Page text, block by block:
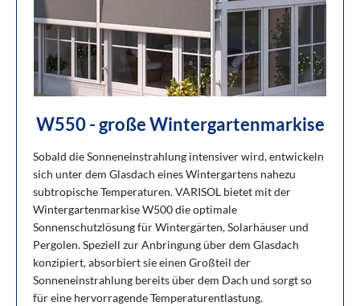
W550 - große Wintergartenmarkise
Sobald die Sonneneinstrahlung intensiver wird, entwickeln
sich unter dem Glasdach eines Wintergartens nahezu
subtropische Temperaturen. VARISOL bietet mit der
Wintergartenmarkise W500 die optimale
Sonnenschutzlösung für Wintergärten, Solarhäuser und
Pergolen. Speziell zur Anbringung über dem Glasdach
konzipiert, absorbiert sie einen Großteil der
Sonneneinstrahlung bereits über dem Dach und sorgt so
für eine hervorragende Temperaturentlastung.